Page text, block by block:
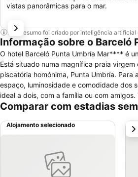
vistas panorâmicas para o mar.
Este resumo foi criado por inteligência
Informação sobre o Barceló
O hotel Barceló Punta Umbría Mar**** é
Está situado numa magnífica praia
piscatória homónima, Punta Umbría. Para
espaço, luminosidade e comodidade dos
ideal a dois, com a família ou com
hotel tem uma zona exclusiva de camas balinesas com uma incrível vista
nossa gastronomia internacional e tradicional. O hotel Barceló Punta Umbría Mar oferece excelentes serviços com um programa de
crianças e adultos, que inclui atividades
Comparar com estadias
Alojamento selecionado